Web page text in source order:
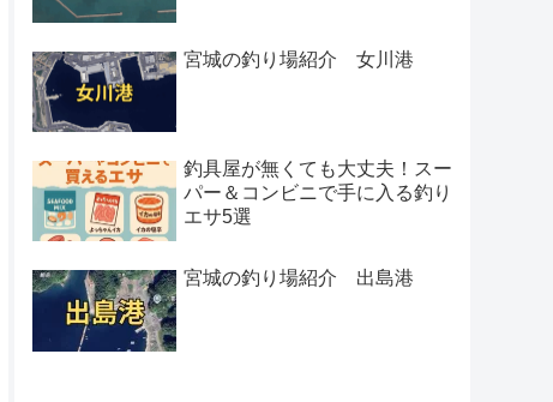
宮城の釣り場紹介 女川港
釣具屋が無くても大丈夫！スー
パー＆コンビニで手に入る釣り
エサ5選
宮城の釣り場紹介 出島港